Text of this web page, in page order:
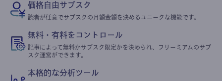
価格自由サブスク
読者が任意でサブスクの月額金額を決めるユニークな機能です。
無料・有料をコントロール
記事によって無料かサブスク限定かを決められ、フリーミアムのサブ
スク運営ができます。
本格的な分析ツール